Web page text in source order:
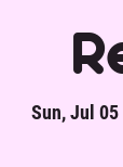
Sun, Jul 05